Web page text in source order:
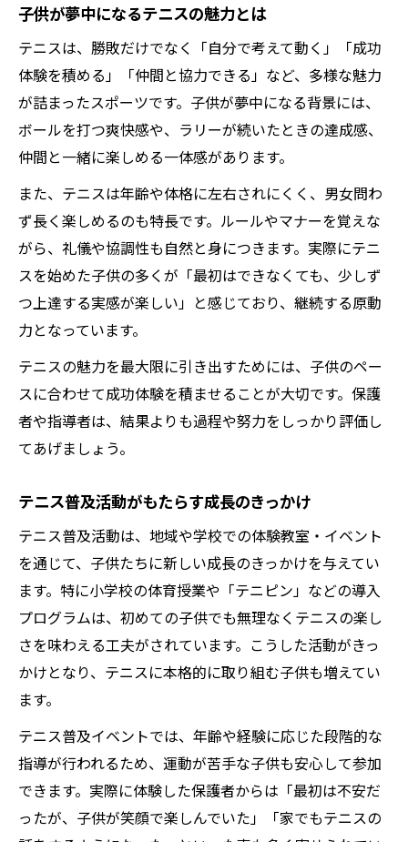
子供が夢中になるテニスの魅力とは
テニスは、勝敗だけでなく「自分で考えて動く」「成功
体験を積める」「仲間と協力できる」など、多様な魅力
が詰まったスポーツです。子供が夢中になる背景には、
ボールを打つ爽快感や、ラリーが続いたときの達成感、
仲間と一緒に楽しめる一体感があります。
また、テニスは年齢や体格に左右されにくく、男女問わ
ず長く楽しめるのも特長です。ルールやマナーを覚えな
がら、礼儀や協調性も自然と身につきます。実際にテニ
スを始めた子供の多くが「最初はできなくても、少しず
つ上達する実感が楽しい」と感じており、継続する原動
力となっています。
テニスの魅力を最大限に引き出すためには、子供のペー
スに合わせて成功体験を積ませることが大切です。保護
者や指導者は、結果よりも過程や努力をしっかり評価し
てあげましょう。
テニス普及活動がもたらす成長のきっかけ
テニス普及活動は、地域や学校での体験教室・イベント
を通じて、子供たちに新しい成長のきっかけを与えてい
ます。特に小学校の体育授業や「テニピン」などの導入
プログラムは、初めての子供でも無理なくテニスの楽し
さを味わえる工夫がされています。こうした活動がきっ
かけとなり、テニスに本格的に取り組む子供も増えてい
ます。
テニス普及イベントでは、年齢や経験に応じた段階的な
指導が行われるため、運動が苦手な子供も安心して参加
できます。実際に体験した保護者からは「最初は不安だ
ったが、子供が笑顔で楽しんでいた」「家でもテニスの